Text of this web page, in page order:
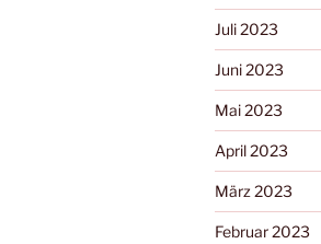
Juli 2023
Juni 2023
Mai 2023
April 2023
März 2023
Februar 2023